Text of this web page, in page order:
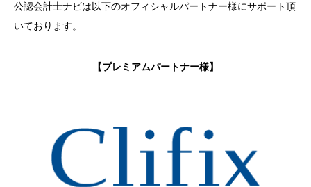
公認会計士ナビは以下のオフィシャルパートナー様にサポート頂
いております。
【プレミアムパートナー様】